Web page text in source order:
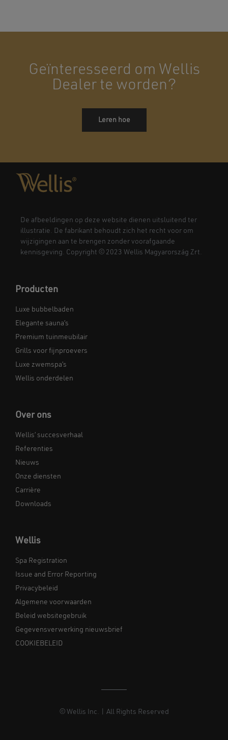
Geïnteresseerd om Wellis
Dealer te worden?
Leren hoe
De afbeeldingen op deze website dienen uitsluitend ter
illustratie. De fabrikant behoudt zich het recht voor om
wijzigingen aan te brengen zonder voorafgaande
kennisgeving. Copyright © 2023 Wellis Magyarország Zrt.
Producten
Luxe bubbelbaden
Elegante sauna’s
Premium tuinmeubilair
Grills voor fijnproevers
Luxe zwemspa’s
Wellis onderdelen
Over ons
Wellis’ succesverhaal
Referenties
Nieuws
Onze diensten
Carrière
Downloads
Wellis
Spa Registration
Issue and Error Reporting
Privacybeleid
Algemene voorwaarden
Beleid websitegebruik
Gegevensverwerking nieuwsbrief
COOKIEBELEID
© Wellis Inc. | All Rights Reserved